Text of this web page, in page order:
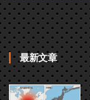
最新文章